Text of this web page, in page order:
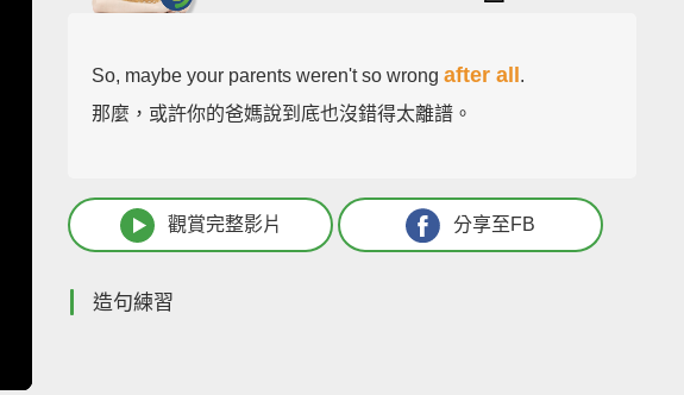
So, maybe your parents weren't so wrongafter all.
那麼，或許你的爸媽說到底也沒錯得太離譜。
觀賞完整影片 分享至FB
造句練習